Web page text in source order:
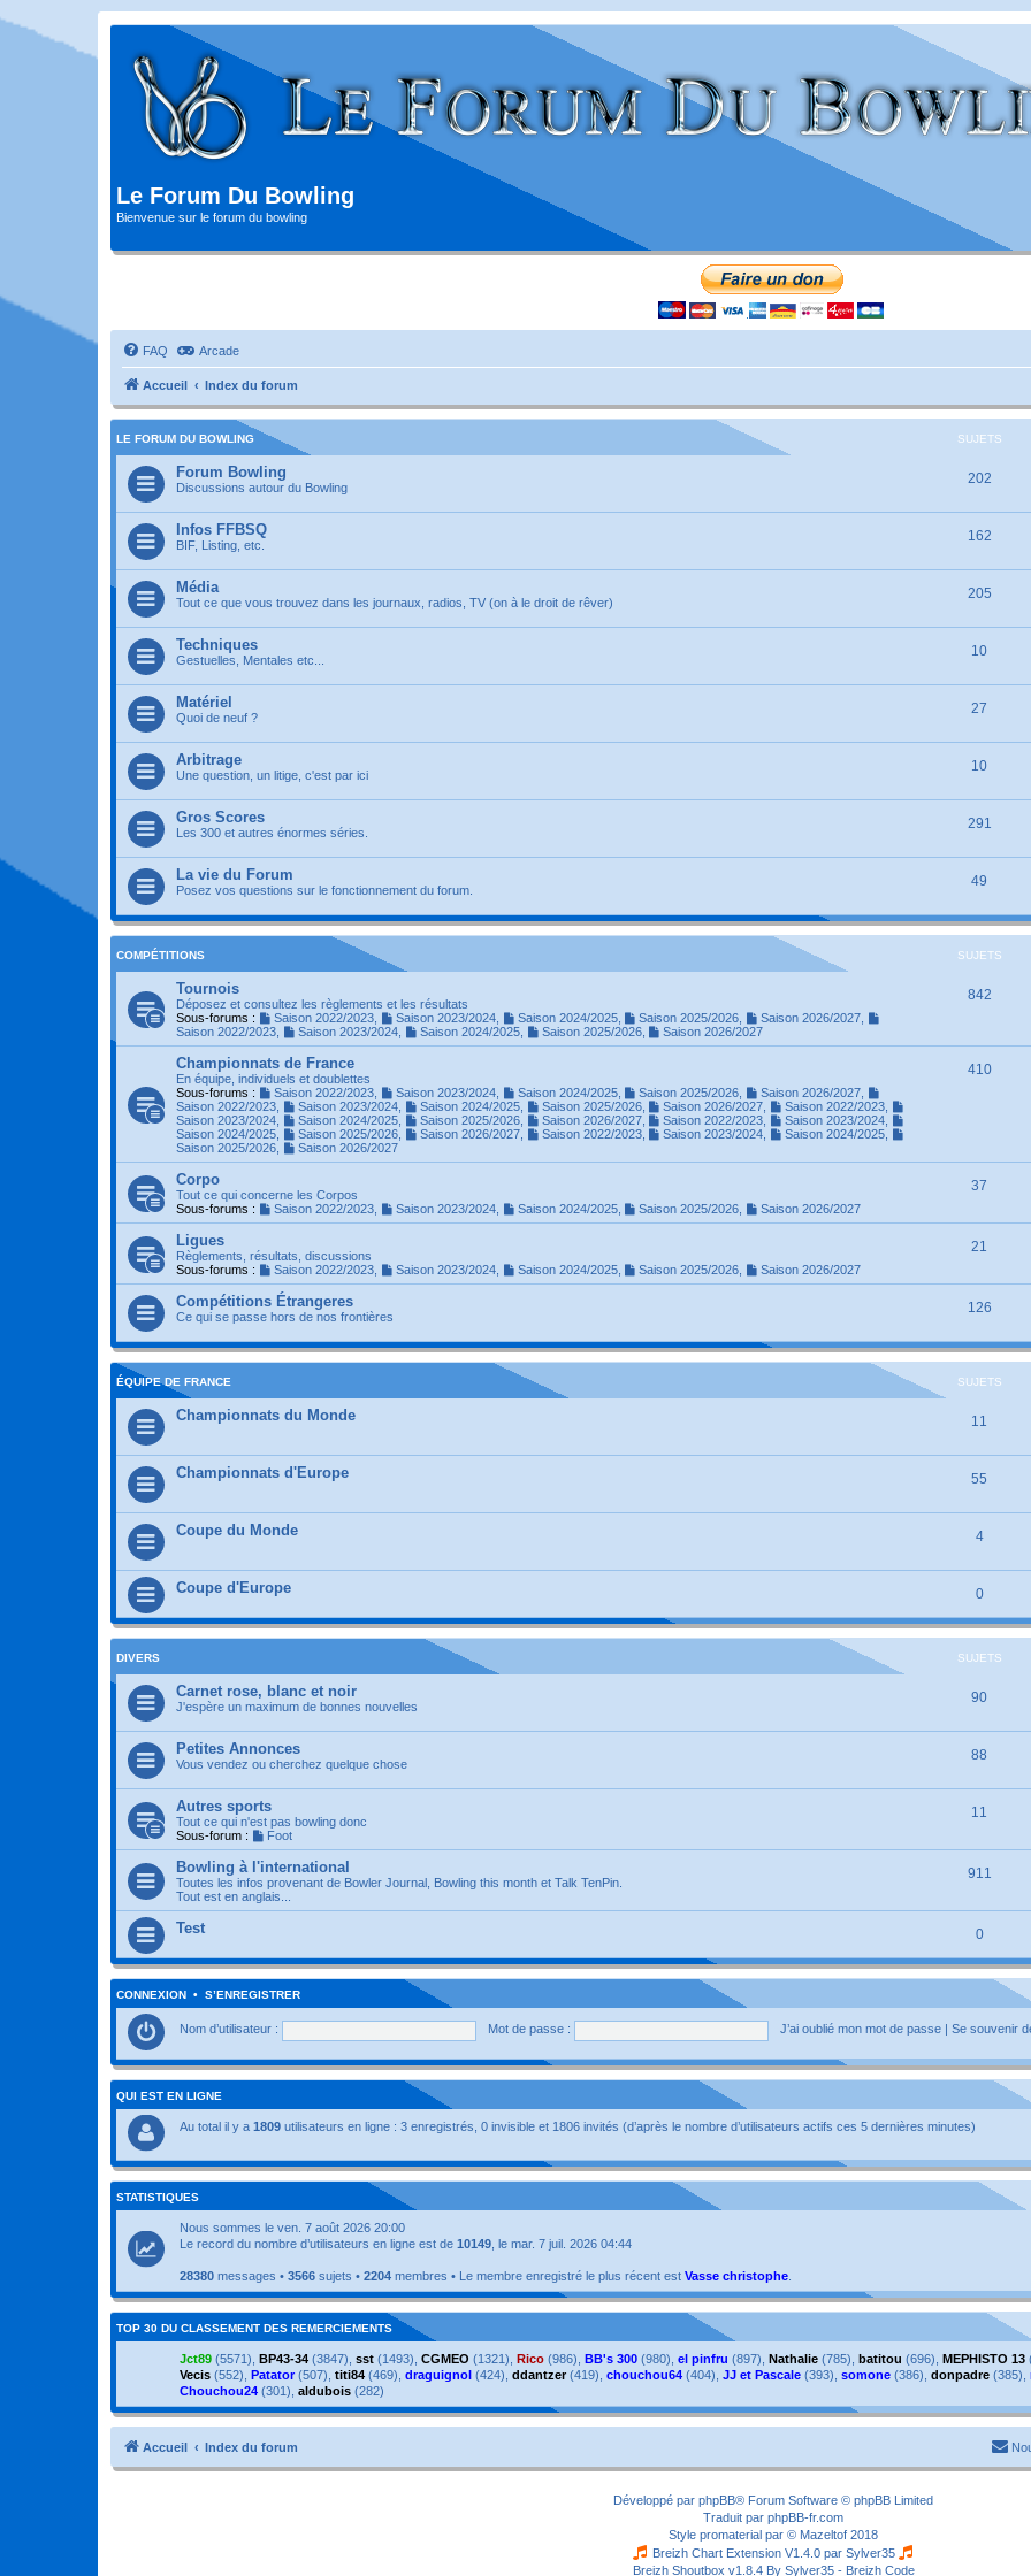
Le Forum Du Bowling
Bienvenue sur le forum du bowling
FAQ Arcade
Accueil Index du forum
LE FORUM DU BOWLING SUJETS
Forum Bowling
Discussions autour du Bowling
202
Infos FFBSQ
BIF, Listing, etc.
162
Média
Tout ce que vous trouvez dans les journaux, radios, TV (on à le droit de rêver)
205
Techniques
Gestuelles, Mentales etc...
10
Matériel
Quoi de neuf ?
27
Arbitrage
Une question, un litige, c'est par ici
10
Gros Scores
Les 300 et autres énormes séries.
291
La vie du Forum
Posez vos questions sur le fonctionnement du forum.
49
COMPÉTITIONS SUJETS
Tournois
Déposez et consultez les règlements et les résultats
Sous-forums :
Saison 2022/2023, Saison 2023/2024, Saison 2024/2025, Saison 2025/2026 Saison 2026/2027
Saison 2022/2023
Saison 2023/2024, Saison 2024/2025, Saison 2025/2026, Saison 2026/2027
842
Championnats de France
En équipe, individuels et doublettes
Sous-forums :
Saison 2022/2023, Saison 2023/2024, Saison 2024/2025, Saison 2025/2026 Saison 2026/2027
Saison 2022/2023
Saison 2023/2024, Saison 2024/2025, Saison 2025/2026, Saison 2026/2027 Saison 2022/2023
Saison 2023/2024
Saison 2024/2025, Saison 2025/2026, Saison 2026/2027, Saison 2022/2023 Saison 2023/2024
Saison 2024/2025
Saison 2025/2026, Saison 2026/2027, Saison 2022/2023, Saison 2023/2024 Saison 2024/2025
Saison 2025/2026
Saison 2026/2027
410
Corpo
Tout ce qui concerne les Corpos
Sous-forums :
Saison 2022/2023, Saison 2023/2024, Saison 2024/2025, Saison 2025/2026 Saison 2026/2027
37
Ligues
Règlements, résultats, discussions
Sous-forums :
Saison 2022/2023, Saison 2023/2024, Saison 2024/2025, Saison 2025/2026 Saison 2026/2027
21
Compétitions Étrangeres
Ce qui se passe hors de nos frontières
126
ÉQUIPE DE FRANCE SUJETS
Championnats du Monde 11
Championnats d'Europe 55
Coupe du Monde 4
Coupe d'Europe 0
DIVERS SUJETS
Carnet rose, blanc et noir
J'espère un maximum de bonnes nouvelles
90
Petites Annonces
Vous vendez ou cherchez quelque chose
88
Autres sports
Tout ce qui n'est pas bowling donc
Sous-forum :
Foot
11
Bowling à l'international
Toutes les infos provenant de Bowler Journal, Bowling this month et Talk TenPin.
Tout est en anglais...
911
Test 0
CONNEXION • S’ENREGISTRER
Nom d’utilisateur : Mot de passe : J’ai oublié mon mot de passe Se souvenir
QUI EST EN LIGNE
Au total il y a 1809 utilisateurs en ligne : 3 enregistrés, 0 invisible et 1806 invités (d’après le nombre d’utilisateurs actifs ces 5 dernières minutes)
STATISTIQUES
Nous sommes le ven. 7 août 2026 20:00
Le record du nombre d’utilisateurs en ligne est de 10149 , le mar. 7 juil. 2026 04:44
28380 messages • 3566 sujets • 2204 membres • Le membre enregistré le plus récent est Vasse christophe
TOP 30 DU CLASSEMENT DES REMERCIEMENTS
Jct89 (5571), BP43-34 (3847), sst (1493), CGMEO (1321), Rico (986), BB's 300 (980), el pinfru (897), Nathalie (785), batitou (696), MEPHISTO 13
Vecis (552), Patator (507), titi84 (469), draguignol (424), ddantzer(419), chouchou64 (404), JJ et Pascale (393), somone (386), donpadre (385),
Chouchou24 (301), aldubois (282)
Accueil Index du forum
Développé par phpBB® Forum Software © phpBB Limited
Traduit par phpBB-fr.com
Style promaterial par © Mazeltof 2018
Breizh Chart Extension V1.4.0 par Sylver35
Breizh Shoutbox v1.8.4 By Sylver35 - Breizh Code